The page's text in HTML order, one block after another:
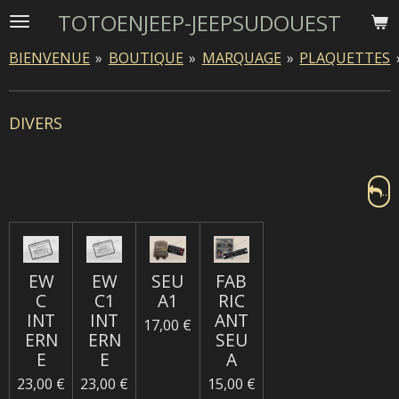
Passer
contenu
TOTOENJEEP-JEEPSUDOUEST
BIENVENUE » BOUTIQUE » MARQUAGE » PLAQUETTES
DIVERS
...
EW
C
INT
ERN
E
23,00 €
EW
C1
INT
ERN
E
23,00 €
SEU
A1
17,00 €
FAB
RIC
ANT
SEU
A
15,00 €